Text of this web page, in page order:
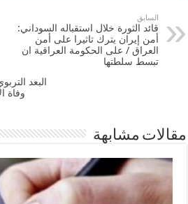
السابق
قائد الثورة خلال استقباله السوداني:
أمن إيران يترك تاثيرا على أمن
العراق / على الحكومة العراقية ان
تبسط سلطتها
البعد
وفاة
مقالات مشابهة